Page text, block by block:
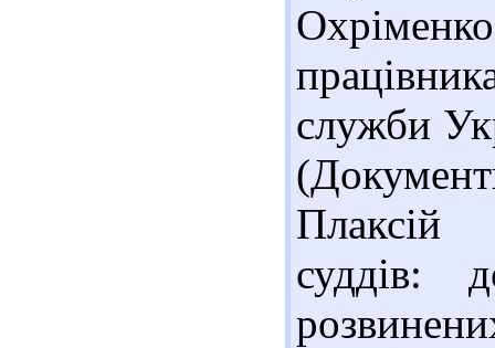
служби
Плаксій
суддів: